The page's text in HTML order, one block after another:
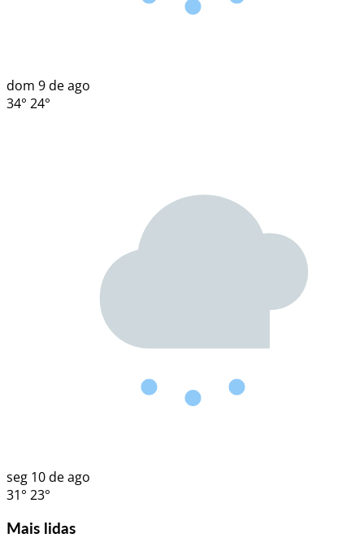
dom 9 de ago
34° 24°
seg 10 de ago
31° 23°
Mais lidas